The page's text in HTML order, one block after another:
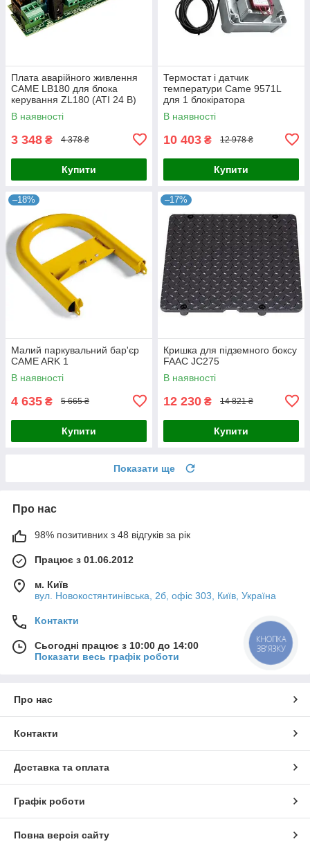
Плата аварійного живлення
CAME LB180 для блока
керування ZL180 (ATI 24 B)
В наявності
3 348 ₴ 4 378 ₴
Купити
Термостат і датчик
температури Came 9571L
для 1 блокіратора
В наявності
10 403 ₴ 12 978 ₴
Купити
–18%
Малий паркувальний бар'єр
CAME ARK 1
В наявності
4 635 ₴ 5 665 ₴
Купити
–17%
Кришка для підземного боксу
FAAC JC275
В наявності
12 230 ₴ 14 821 ₴
Купити
Показати ще
Про нас
98% позитивних з 48 відгуків за рік
Працює з 01.06.2012
м. Київ
вул. Новокостянтинівська, 2б, офіс 303, Київ, Україна
Контакти
Сьогодні працює з 10:00 до 14:00
Показати весь графік роботи
Про нас
Контакти
Доставка та оплата
Графік роботи
Повна версія сайту
КНОПКА
ЗВ'ЯЗКУ